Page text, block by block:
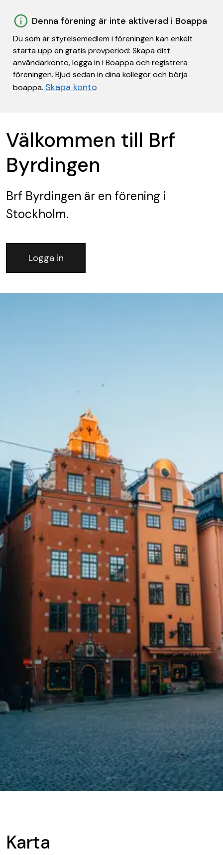
Denna förening är inte aktiverad i Boappa
Du som är styrelsemedlem i föreningen kan enkelt
starta upp en gratis provperiod: Skapa ditt
användarkonto, logga in i Boappa och registrera
föreningen. Bjud sedan in dina kollegor och börja
boappa. Skapa konto
Välkommen till Brf
Byrdingen
Brf Byrdingen är en förening i
Stockholm.
Logga in
Karta